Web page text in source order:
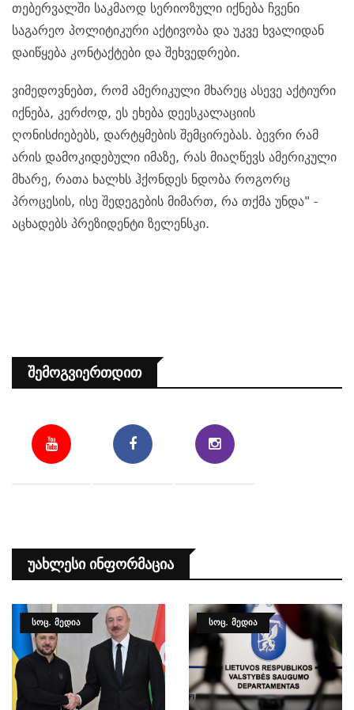
თებერვალში საკმაოდ სერიოზული იქნება ჩვენი
საგარეო პოლიტიკური აქტივობა და უკვე ხვალიდან
დაიწყება კონტაქტები და შეხვედრები.
ვიმედოვნებთ, რომ ამერიკული მხარეც ასევე აქტიური
იქნება, კერძოდ, ეს ეხება დეესკალაციის
ღონისძიებებს, დარტყმების შემცირებას. ბევრი რამ
არის დამოკიდებული იმაზე, რას მიაღწევს ამერიკული
მხარე, რათა ხალხს ჰქონდეს ნდობა როგორც
პროცესის, ისე შედეგების მიმართ, რა თქმა უნდა" -
აცხადებს პრეზიდენტი ზელენსკი.
Შემოგვიერთდით
Უახლესი Ინფორმაცია
ᲡᲝᲪ. ᲛᲔᲓᲘᲐ ᲡᲝᲪ. ᲛᲔᲓᲘᲐ